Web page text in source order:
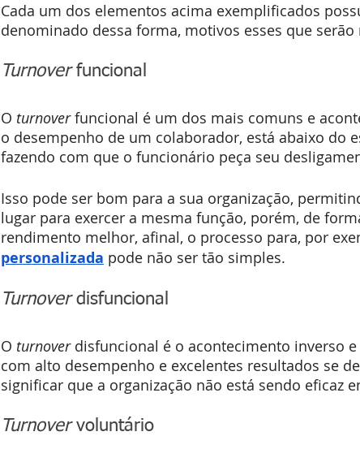
Cada um dos elementos acima exemplificados
denominado dessa forma, motivos esses que
Turnover funcional
O turnover funcional é um dos mais comuns e
o desempenho de um colaborador, está abaixo do
fazendo com que o funcionário peça seu
Isso pode ser bom para a sua organização,
lugar para exercer a mesma função, porém, de
rendimento melhor, afinal, o processo para, por
personalizada pode não ser tão simples.
Turnover disfuncional
O turnover disfuncional é o acontecimento inverso
com alto desempenho e excelentes resultados se
significar que a organização não está sendo eficaz
Turnover voluntário